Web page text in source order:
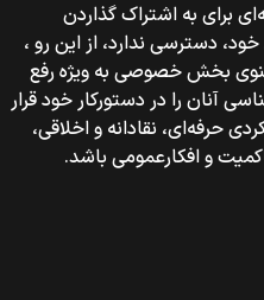
برای به اشتراک گذاردن
دسترسی ندارد، از این رو ،
بخش خصوصی به ویژه رفع
آنان را در دستورکار خود قرار
حرفه‌ای، نقادانه و اخلاقی،
و افکارعمومی باشد.